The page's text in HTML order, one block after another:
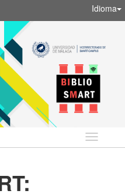
Idioma
Idioma